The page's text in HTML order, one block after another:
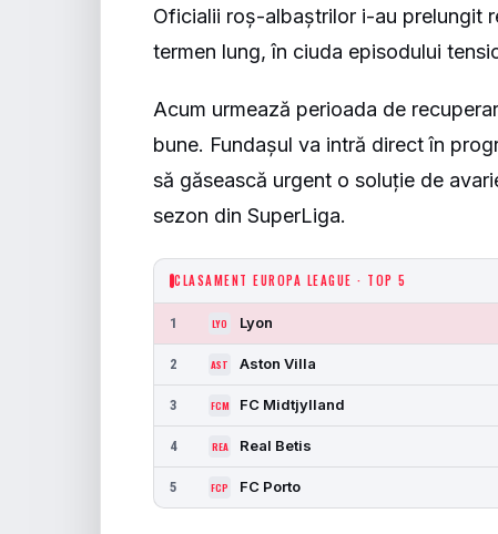
Oficialii roș-albaștrilor i-au prelungit
termen lung, în ciuda episodului
Acum urmează perioada de
bune. Fundașul va intră direct în
să găsească urgent o soluție de
sezon din SuperLiga.
CLASAMENT EUROPA LEAGUE · TOP 5
1 LYO Lyon
2 AST Aston Villa
3 FCM FC Midtjylland
4 REA Real Betis
5 FCP FC Porto